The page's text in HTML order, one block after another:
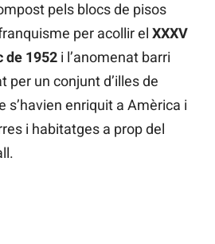
pels blocs de pisos
per acollir el XXXV
de 1952 i l’anomenat barri
per un conjunt d’illes de
s’havien enriquit a Amèrica i
i habitatges a prop del